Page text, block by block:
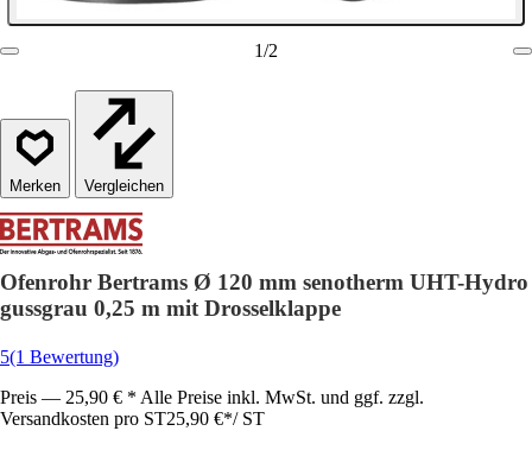
1/2
Vergleichen
Ofenrohr Bertrams Ø 120 mm senotherm UHT-Hydro
gussgrau 0,25 m mit Drosselklappe
5(1 Bewertung)
Preis — 25,90 € * Alle Preise inkl. MwSt. und ggf. zzgl.
Versandkosten pro ST25,90 €*/ ST